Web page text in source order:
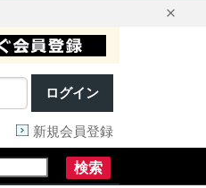
ログイン
新規会員登録
検索